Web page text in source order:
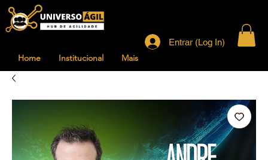
Home Institucional Mais
Entrar (Log In)